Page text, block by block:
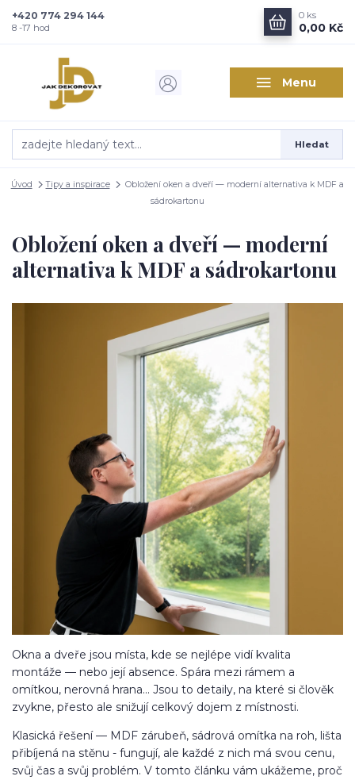
Menu
Hledat
+420 774 294 144
8 -17 hod
0 ks
0,00 Kč
Úvod Tipy a inspirace
Obložení oken a dveří — moderní alternativa k MDF a
sádrokartonu
Obložení oken a dveří — moderní
alternativa k MDF a sádrokartonu
Okna a dveře jsou místa, kde se nejlépe vidí kvalita
montáže — nebo její absence. Spára mezi rámem a
omítkou, nerovná hrana... Jsou to detaily, na které si člověk
zvykne, přesto ale snižují celkový dojem z místnosti.
Klasická řešení — MDF zárubeň, sádrová omítka na roh, lišta
přibíjená na stěnu - fungují, ale každé z nich má svou cenu,
svůj čas a svůj problém. V tomto článku vám ukážeme, proč
Zajímá vás, co nového v
Kam poslat informaci o novinkách v interiérovém designu?
zpracováním osobních údajů
Zavřít